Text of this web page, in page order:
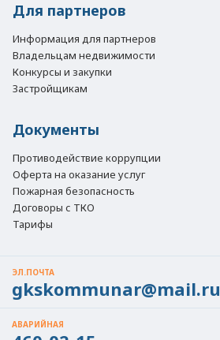
Для партнеров
Информация для партнеров
Владельцам недвижимости
Конкурсы и закупки
Застройщикам
Документы
Противодействие коррупции
Оферта на оказание услуг
Пожарная безопасность
Договоры с ТКО
Тарифы
ЭЛ.ПОЧТА
gkskommunar@mail.ru
АВАРИЙНАЯ